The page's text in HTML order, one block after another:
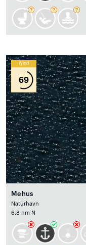
Wind
69
Mehus
Naturhavn
6.8 nm N